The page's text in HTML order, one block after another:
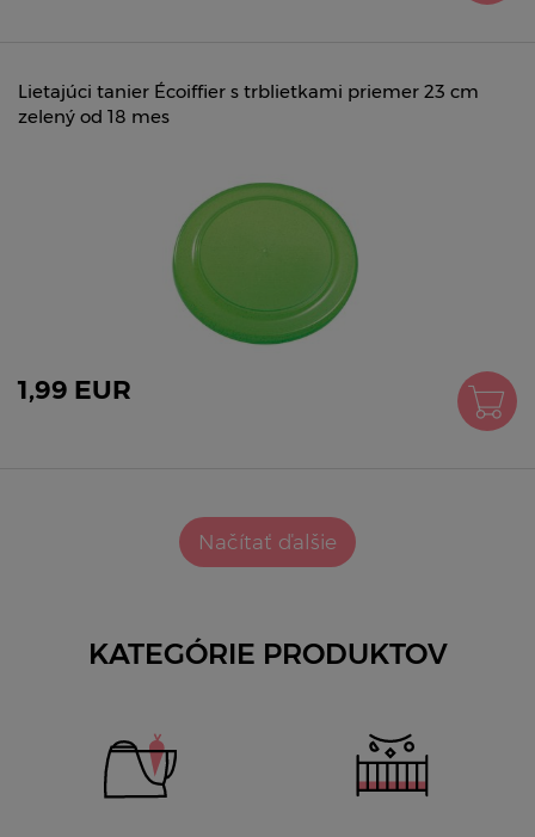
Lietajúci tanier Écoiffier s trblietkami priemer 23 cm
zelený od 18 mes
1,99 EUR
Načítať ďalšie
KATEGÓRIE PRODUKTOV